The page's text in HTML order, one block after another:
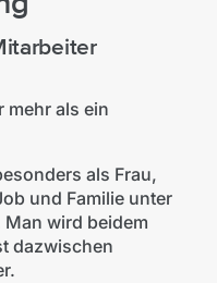
mehr als ein
als Frau,
und Familie unter
wird beidem
dazwischen